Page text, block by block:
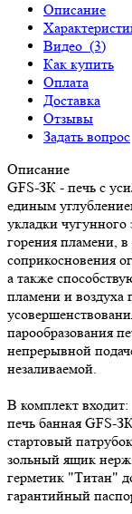
Описание
Видео (3)
Как купить
Оплата
Доставка
Отзывы
Задать вопрос
Описание
GFS-ЗК - печь с
единым
укладки
горения пламени,
соприкосновения
а также
пламени и воздуха
парообразования
непрерывной
незаливаемой.
В комплект входит:
печь банная GFS-
стартовый
зольный ящик
герметик "Титан"
гарантийный